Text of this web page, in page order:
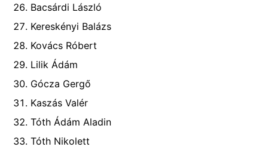
Bacsárdi László
Kereskényi Balázs
Kovács Róbert
Lilik Ádám
Gócza Gergő
Kaszás Valér
Tóth Ádám Aladin
Tóth Nikolett